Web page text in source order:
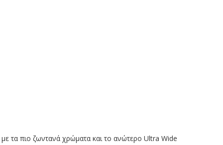
τα πιο ζωντανά χρώματα και το ανώτερο Ultra Wide